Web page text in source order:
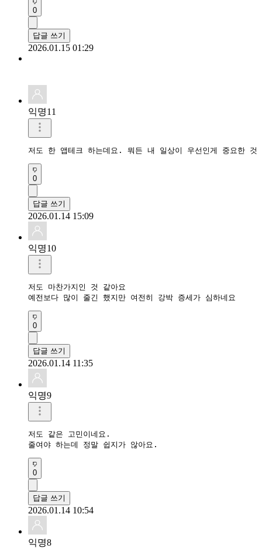
0
답글 쓰기
2026.01.15 01:29
익명11
저도 한 앱테크 하는데요. 뭐든 내 일상이 우선인게 중요한 것
0
답글 쓰기
2026.01.14 15:09
익명10
저도 마찬가지인 것 같아요
예전보다 많이 줄긴 했지만 여전히 강박 증세가 심하네요
0
답글 쓰기
2026.01.14 11:35
익명9
저도 같은 고민이네요.
줄여야 하는데 정말 쉽지가 않아요.
0
답글 쓰기
2026.01.14 10:54
익명8